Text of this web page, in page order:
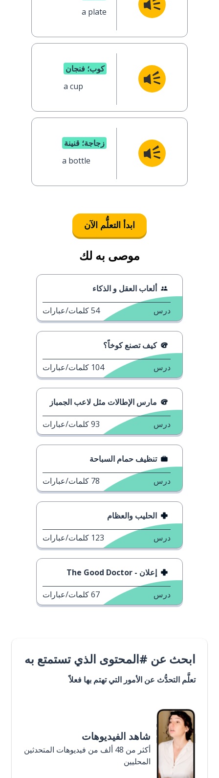
a plate
كوب؛ فنجان
a cup
زجاجة؛ قنينة
a bottle
ابدأ التعلُّم الآن
موصى به لك
ألعاب العقل و الذكاء
درس 54كلمات/عبارات
كيف تصنع كوخاً؟
درس 104 كلمات/عبارات
مارس الإطالات مثل لاعب الجمباز
درس 93كلمات/عبارات
تنظيف حمام السباحة
درس 78 كلمات/عبارات
الحليب والعظام
درس 123 كلمات/عبارات
إعلان - The Good Doctor
درس 67كلمات/عبارات
ابحث عن #المحتوى الذي تستمتع به
تعلَّم التحدُّث عن الأمور التي تهتم بها فعلاً
شاهد الفيديوهات
أكثر من 48 ألف من فيديوهات المتحدثين
المحليين